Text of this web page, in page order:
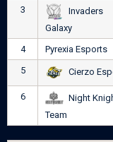
3
Invaders
Galaxy
4 Pyrexia Esports
5
Cierzo
6
Night
Team